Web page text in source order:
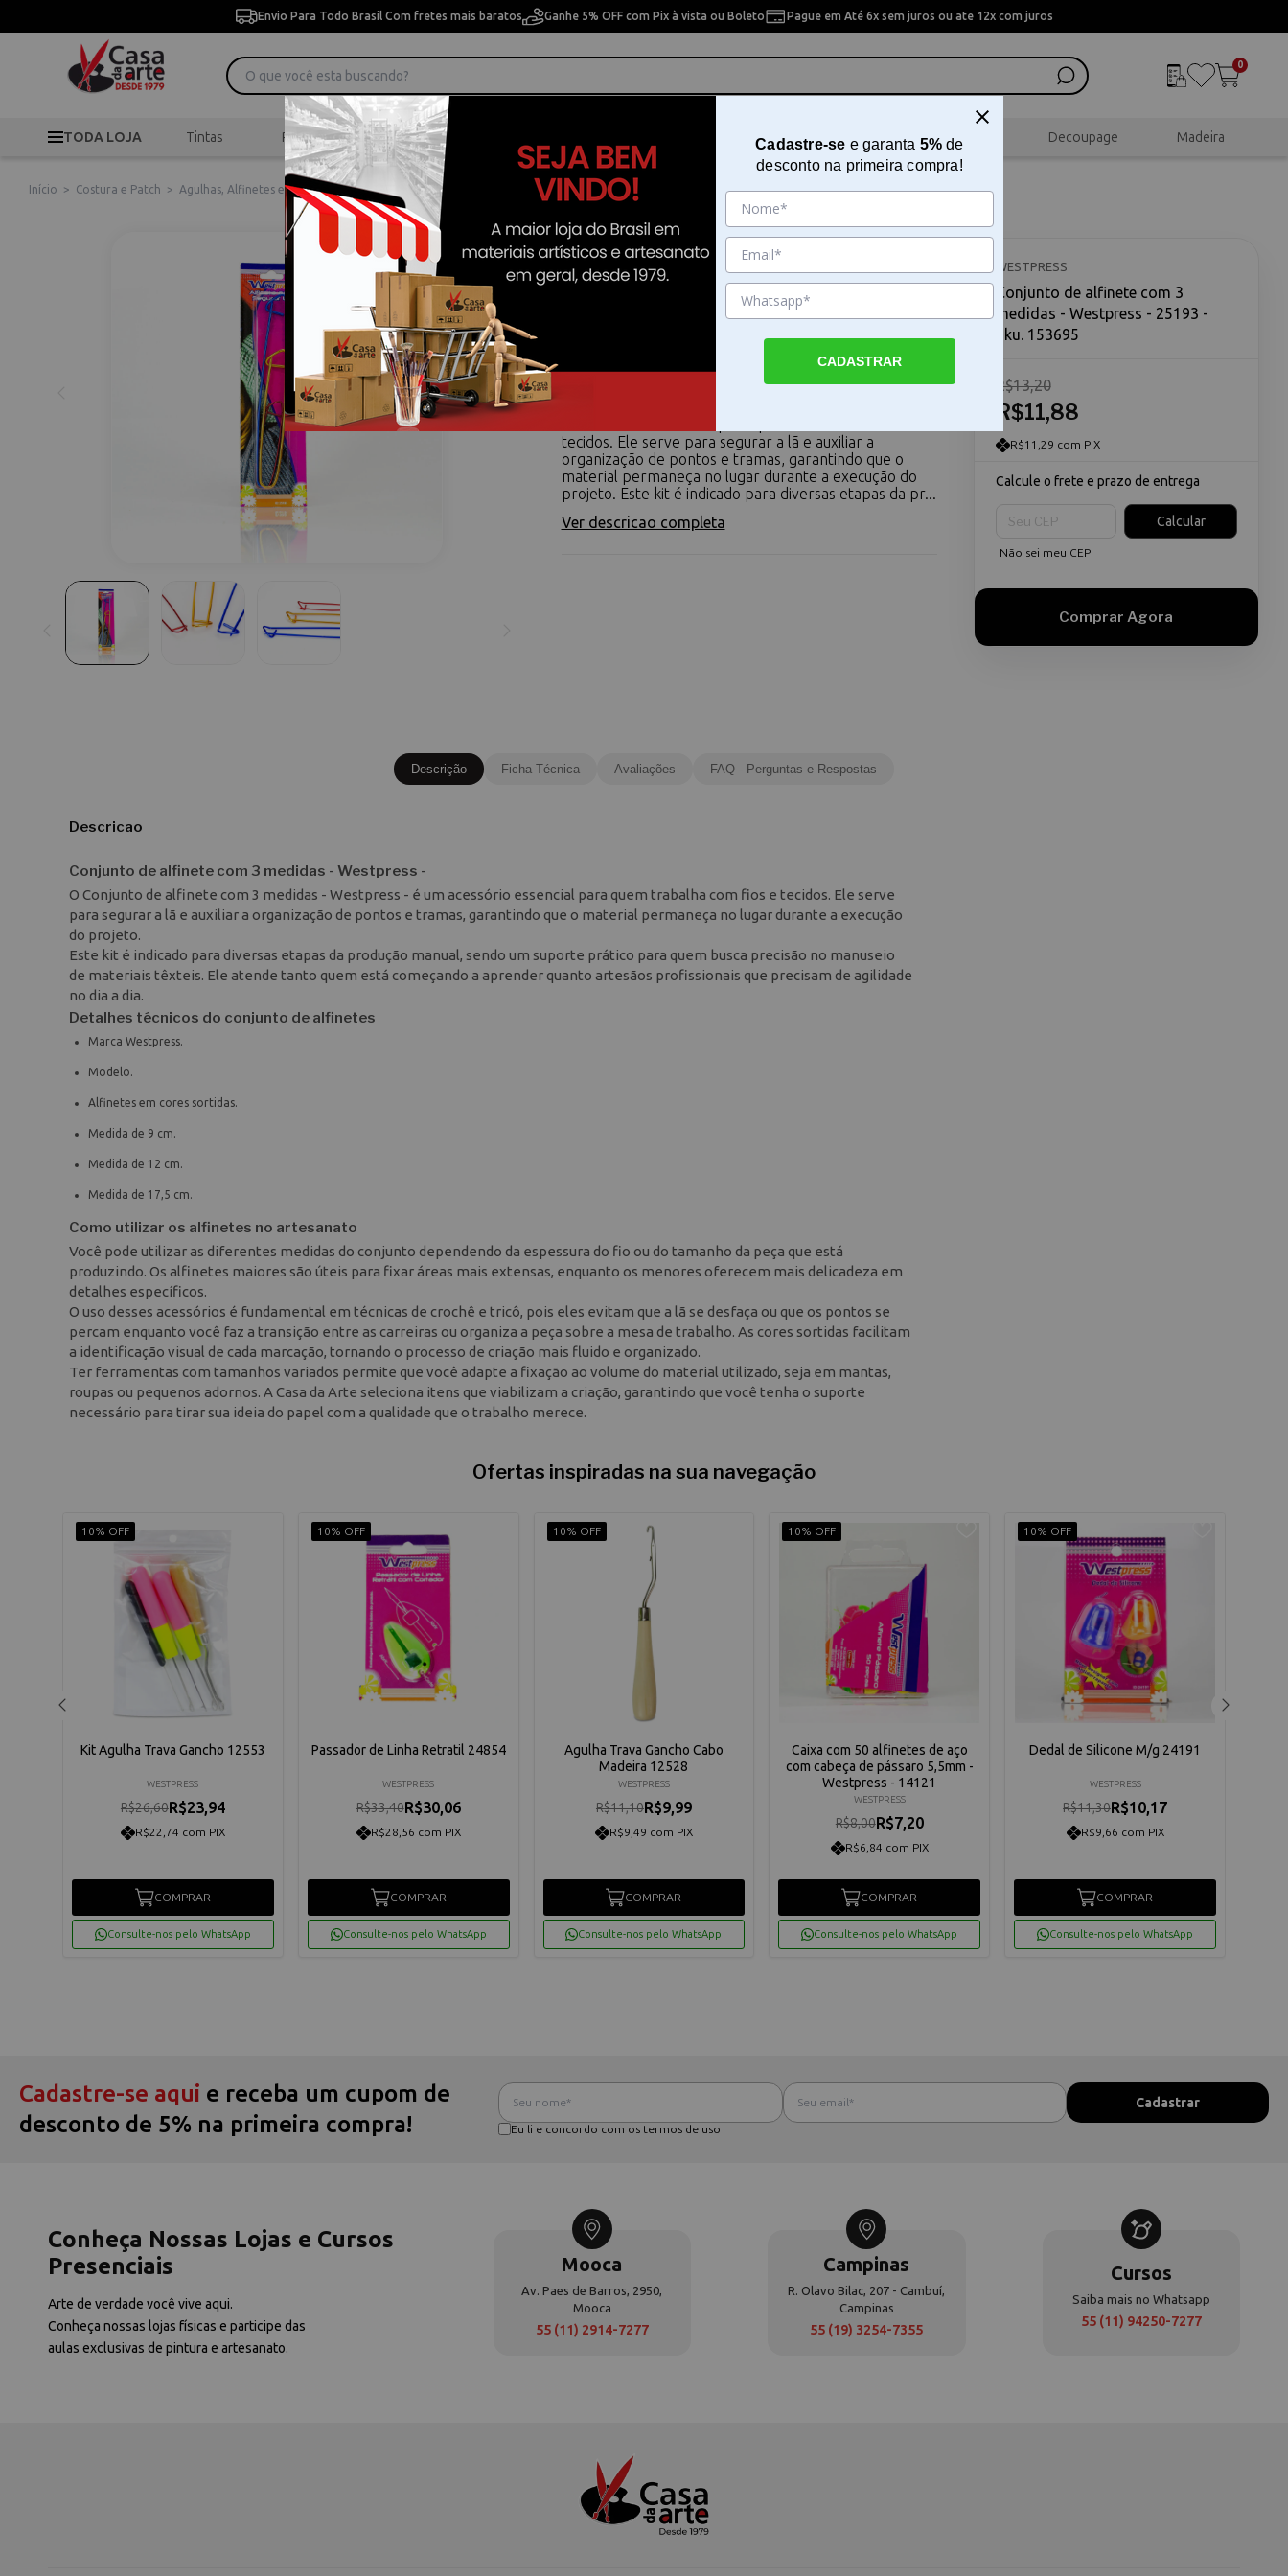
Envio Para Todo Brasil Com fretes mais baratos Ganhe 5% OFF com Pix à vista ou Boleto Pague em Até 6x sem juros ou ate 12x com juros
0
TODA LOJA Tintas Pincéis Desenho Pintura Artesanal Scrapbook Decoupage Madeira
Início > Costura e Patch > Agulhas, Alfinetes e Clips > Conjunto de alfinete com 3 medidas - Westpress - 25193
Conjunto de alfinete com 3 medidas -
Westpress - 25193
Conjunto de alfinete com 3 medidas - Westpress - O
tecidos. Ele serve para segurar a lã e auxiliar a
organização de pontos e tramas, garantindo que o
material permaneça no lugar durante a execução do
projeto. Este kit é indicado para diversas etapas da pr...
Ver descricao completa
WESTPRESS
Conjunto de alfinete com 3
medidas - Westpress - 25193 -
Sku. 153695
R$11,88
R$13,20
R$11,29 com PIX
Calcule o frete e prazo de entrega
Calcular
Não sei meu CEP
Descrição Ficha Técnica Avaliações FAQ - Perguntas e Respostas
Descricao
Conjunto de alfinete com 3 medidas - Westpress -
O Conjunto de alfinete com 3 medidas - Westpress - é um acessório essencial para quem trabalha com fios e tecidos. Ele serve
para segurar a lã e auxiliar a organização de pontos e tramas, garantindo que o material permaneça no lugar durante a execução
do projeto.
Este kit é indicado para diversas etapas da produção manual, sendo um suporte prático para quem busca precisão no manuseio
de materiais têxteis. Ele atende tanto quem está começando a aprender quanto artesãos profissionais que precisam de agilidade
no dia a dia.
Detalhes técnicos do conjunto de alfinetes
Marca Westpress.
Modelo.
Alfinetes em cores sortidas.
Medida de 9 cm.
Medida de 12 cm.
Medida de 17,5 cm.
Como utilizar os alfinetes no artesanato
Você pode utilizar as diferentes medidas do conjunto dependendo da espessura do fio ou do tamanho da peça que está
produzindo. Os alfinetes maiores são úteis para fixar áreas mais extensas, enquanto os menores oferecem mais delicadeza em
detalhes específicos.
O uso desses acessórios é fundamental em técnicas de crochê e tricô, pois eles evitam que a lã se desfaça ou que os pontos se
percam enquanto você faz a transição entre as carreiras ou organiza a peça sobre a mesa de trabalho. As cores sortidas facilitam
a identificação visual de cada marcação, tornando o processo de criação mais fluido e organizado.
Ter ferramentas com tamanhos variados permite que você adapte a fixação ao volume do material utilizado, seja em mantas,
roupas ou pequenos adornos. A Casa da Arte seleciona itens que viabilizam a criação, garantindo que você tenha o suporte
necessário para tirar sua ideia do papel com a qualidade que o trabalho merece.
Ofertas inspiradas na sua navegação
10% OFF
Kit Agulha Trava Gancho 12553
WESTPRESS
R$26,60R$23,94
R$22,74 com PIX
COMPRAR
Consulte-nos pelo WhatsApp
10% OFF
Passador de Linha Retratil 24854
WESTPRESS
R$33,40R$30,06
R$28,56 com PIX
COMPRAR
Consulte-nos pelo WhatsApp
10% OFF
Agulha Trava Gancho Cabo
Madeira 12528
WESTPRESS
R$11,10R$9,99
R$9,49 com PIX
COMPRAR
Consulte-nos pelo WhatsApp
10% OFF
Caixa com 50 alfinetes de aço
com cabeça de pássaro 5,5mm -
Westpress - 14121
WESTPRESS
R$8,00R$7,20
R$6,84 com PIX
COMPRAR
Consulte-nos pelo WhatsApp
10% OFF
Dedal de Silicone M/g 24191
WESTPRESS
R$11,30R$10,17
R$9,66 com PIX
COMPRAR
Consulte-nos pelo WhatsApp
Cadastre-se aqui e receba um cupom de
desconto de 5% na primeira compra!
Eu li e concordo com os termos de uso
Conheça Nossas Lojas e Cursos
Presenciais
Arte de verdade você vive aqui.
Conheça nossas lojas físicas e participe das
aulas exclusivas de pintura e artesanato.
Mooca
Av. Paes de Barros, 2950,
Mooca
55 (11) 2914-7277
Campinas
R. Olavo Bilac, 207 - Cambuí,
Campinas
55 (19) 3254-7355
Cursos
Saiba mais no Whatsapp
55 (11) 94250-7277
Cadastre-se e garanta 5%de
desconto na primeira compra!
CADASTRAR